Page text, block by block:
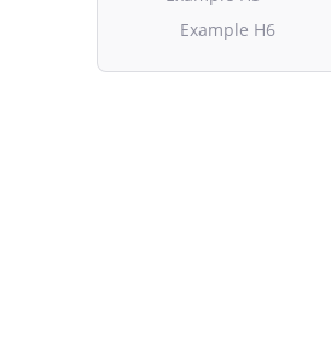
Example H6